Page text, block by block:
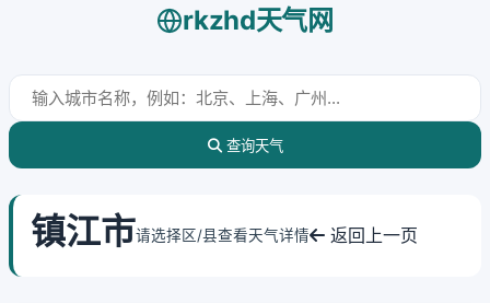
rkzhd天气网
查询天气
镇江市请选择区/县查看天气详情 返回上一页